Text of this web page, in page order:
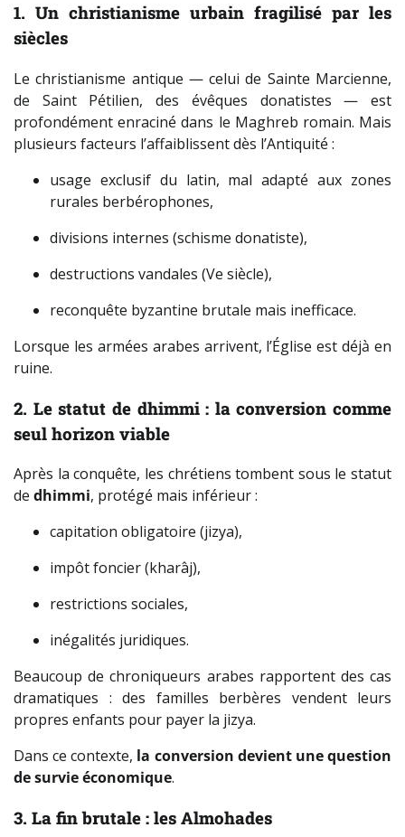
1. Un christianisme urbain fragilisé par les
siècles
Le christianisme antique — celui de Sainte Marcienne,
de Saint Pétilien, des évêques donatistes — est
profondément enraciné dans le Maghreb romain. Mais
plusieurs facteurs l’affaiblissent dès l’Antiquité :
usage exclusif du latin, mal adapté aux zones
rurales berbérophones,
divisions internes (schisme donatiste),
destructions vandales (Ve siècle),
reconquête byzantine brutale mais inefficace.
Lorsque les armées arabes arrivent, l’Église est déjà en
ruine.
2. Le statut de dhimmi : la conversion comme
seul horizon viable
Après la conquête, les chrétiens tombent sous le statut
de dhimmi, protégé mais inférieur :
capitation obligatoire (jizya),
impôt foncier (kharâj),
restrictions sociales,
inégalités juridiques.
Beaucoup de chroniqueurs arabes rapportent des cas
dramatiques : des familles berbères vendent leurs
propres enfants pour payer la jizya.
Dans ce contexte, la conversion devient une question
de survie économique.
3. La fin brutale : les Almohades